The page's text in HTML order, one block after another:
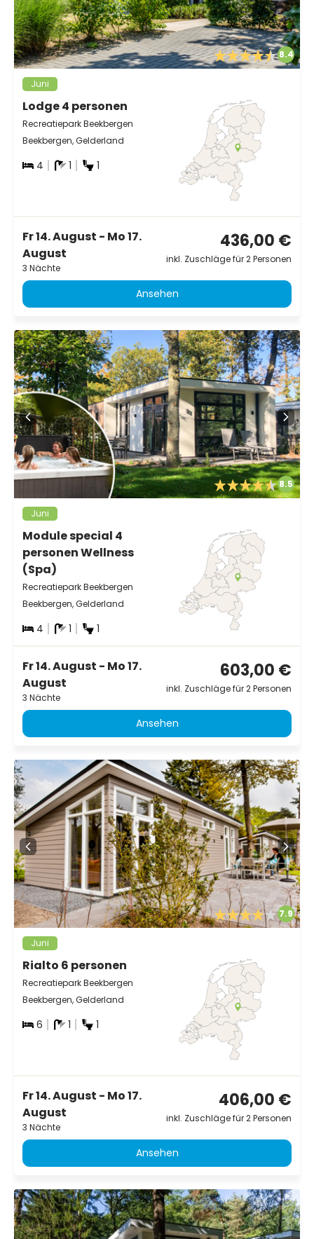
8.4
Juni
Lodge 4 personen
Recreatiepark Beekbergen
Beekbergen, Gelderland
4 1 1
Fr 14. August - Mo 17.
August
3 Nächte
436,00 €
inkl. Zuschläge für 2 Personen
Ansehen
8.5
Juni
Module special 4
personen Wellness
(Spa)
Recreatiepark Beekbergen
Beekbergen, Gelderland
4 1 1
Fr 14. August - Mo 17.
August
3 Nächte
603,00 €
inkl. Zuschläge für 2 Personen
Ansehen
7.9
Juni
Rialto 6 personen
Recreatiepark Beekbergen
Beekbergen, Gelderland
6 1 1
Fr 14. August - Mo 17.
August
3 Nächte
406,00 €
inkl. Zuschläge für 2 Personen
Ansehen